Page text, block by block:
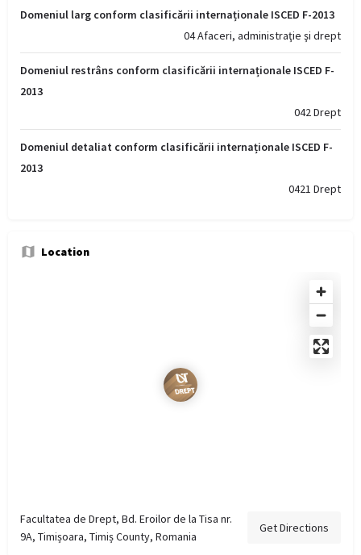
Domeniul larg conform clasificării internaționale ISCED F-2013
04 Afaceri, administraţie şi drept
Domeniul restrâns conform clasificării internaționale ISCED F-
2013
042 Drept
Domeniul detaliat conform clasificării internaționale ISCED F-
2013
0421 Drept
Location
Facultatea de Drept, Bd. Eroilor de la Tisa nr.
9A, Timișoara, Timiș County, Romania
Get Directions